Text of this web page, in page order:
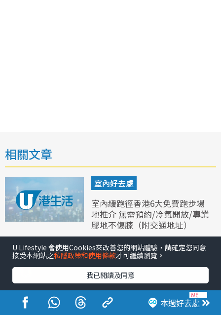
相關文章
室內好去處
室內緩跑徑香港6大免費跑步場
地推介 無需預約/冷氣開放/專業
膠地不傷膝（附交通地址）
娛樂
中年好聲音4｜蔡宓婕穿旗袍克
服晒腿迷暈評判 伸腿想加分被
車婉婉當場制止
本週好去處
U Lifestyle 會使用Cookies來改善您的網站體驗，請確定您同意
接受本網站之私隱政策和使用條款才可繼續瀏覽。
我已閱讀及同意